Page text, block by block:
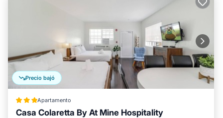
Precio bajó
Apartamento
Casa Colaretta By At Mine Hospitality